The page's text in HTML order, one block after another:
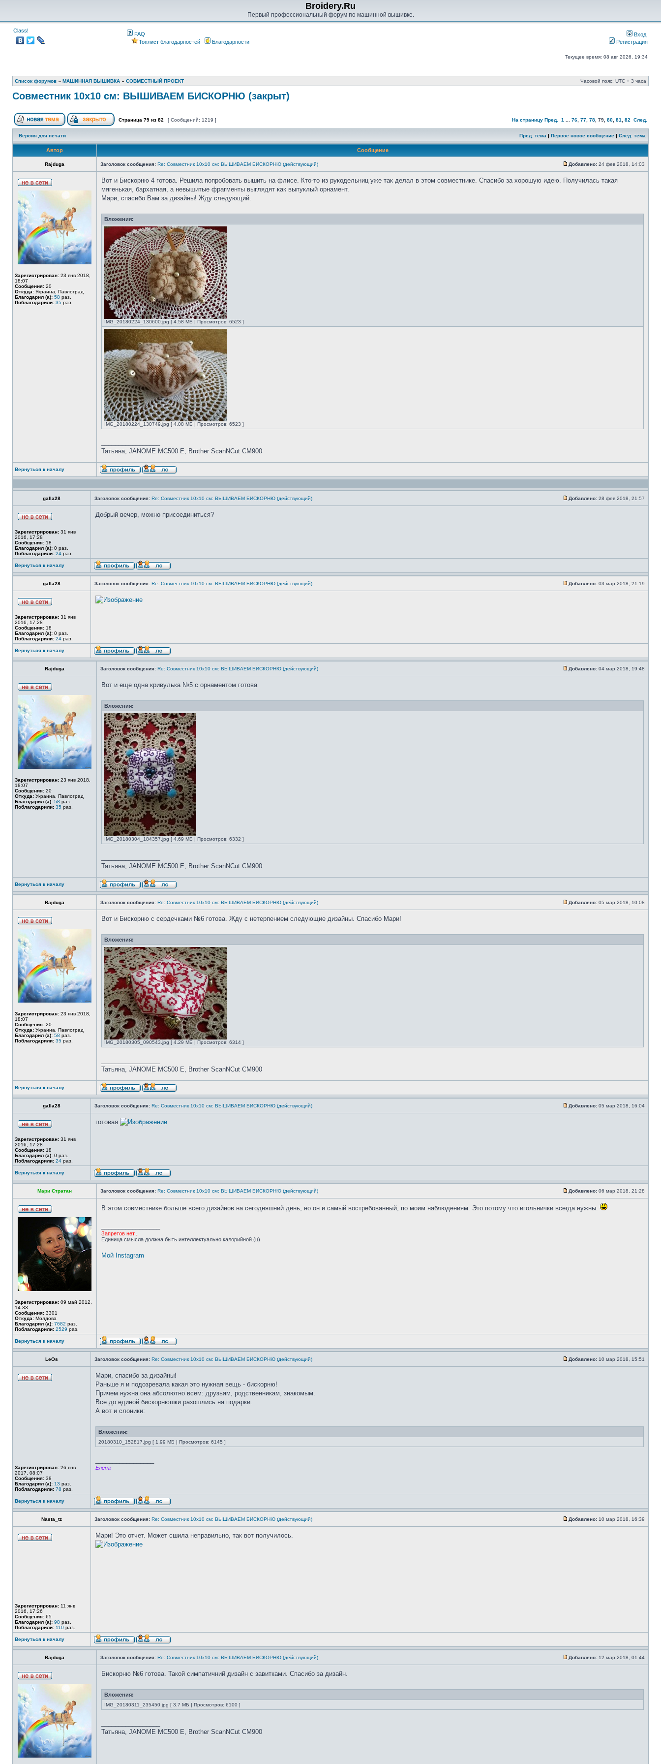
Broidery.Ru
Первый профессиональный форум по машинной вышивке.
Class!
FAQ
Топлист благодарностей
Благодарности
Вход
Регистрация
Текущее время: 08 авг 2026, 19:34
Список форумов » МАШИННАЯ ВЫШИВКА » СОВМЕСТНЫЙ ПРОЕКТ Часовой пояс: UTC + 3 часа
Совместник 10х10 см: ВЫШИВАЕМ БИСКОРНЮ (закрыт)
Страница 79 из 82 [ Сообщений: 1219 ] На страницу Пред. 1 76 77 78 79 80 81 82 След.
Версия для печати Пред. тема | Первое новое сообщение | След. тема
Автор Сообщение
Rajduga Заголовок сообщения: Re: Совместник 10х10 см: ВЫШИВАЕМ БИСКОРНЮ (действующий) Добавлено: 24 фев 2018, 14:03
Зарегистрирован: 23 янв 2018,
18:07
Сообщения: 20
Откуда: Украина, Павлоград
Благодарил (а): 58 раз.
Поблагодарили: 35 раз.
Вот и Бискорню 4 готова. Решила попробовать вышить на флисе. Кто-то из рукодельниц уже так делал в этом совместнике. Спасибо за хорошую идею. Получилась такая
мягенькая, бархатная, а невышитые фрагменты выглядят как выпуклый орнамент.
Мари, спасибо Вам за дизайны! Жду следующий.
Вложения:
IMG_20180224_130600.jpg [ 4.58 МБ | Просмотров: 6523 ]
IMG_20180224_130749.jpg [ 4.08 МБ | Просмотров: 6523 ]
Татьяна, JANOME MC500 E, Brother ScanNCut CM900
Вернуться к началу
galla28 Заголовок сообщения: Re: Совместник 10х10 см: ВЫШИВАЕМ БИСКОРНЮ (действующий) Добавлено: 28 фев 2018, 21:57
Зарегистрирован: 31 янв
2016, 17:28
Сообщения: 18
Благодарил (а): 0 раз.
Поблагодарили: 24 раз.
Добрый вечер, можно присоединиться?
Вернуться к началу
galla28 Заголовок сообщения: Re: Совместник 10х10 см: ВЫШИВАЕМ БИСКОРНЮ (действующий) Добавлено: 03 мар 2018, 21:19
Зарегистрирован: 31 янв
2016, 17:28
Сообщения: 18
Благодарил (а): 0 раз.
Поблагодарили: 24 раз.
Вернуться к началу
Rajduga Заголовок сообщения: Re: Совместник 10х10 см: ВЫШИВАЕМ БИСКОРНЮ (действующий) Добавлено: 04 мар 2018, 19:48
Зарегистрирован: 23 янв 2018,
18:07
Сообщения: 20
Откуда: Украина, Павлоград
Благодарил (а): 58 раз.
Поблагодарили: 35 раз.
Вот и еще одна кривулька №5 с орнаментом готова
Вложения:
IMG_20180304_184357.jpg [ 4.69 МБ | Просмотров: 6332 ]
Татьяна, JANOME MC500 E, Brother ScanNCut CM900
Вернуться к началу
Rajduga Заголовок сообщения: Re: Совместник 10х10 см: ВЫШИВАЕМ БИСКОРНЮ (действующий) Добавлено: 05 мар 2018, 10:08
Зарегистрирован: 23 янв 2018,
18:07
Сообщения: 20
Откуда: Украина, Павлоград
Благодарил (а): 58 раз.
Поблагодарили: 35 раз.
Вот и Бискорню с сердечками №6 готова. Жду с нетерпением следующие дизайны. Спасибо Мари!
Вложения:
IMG_20180305_090543.jpg [ 4.29 МБ | Просмотров: 6314 ]
Татьяна, JANOME MC500 E, Brother ScanNCut CM900
Вернуться к началу
galla28 Заголовок сообщения: Re: Совместник 10х10 см: ВЫШИВАЕМ БИСКОРНЮ (действующий) Добавлено: 05 мар 2018, 16:04
Зарегистрирован: 31 янв
2016, 17:28
Сообщения: 18
Благодарил (а): 0 раз.
Поблагодарили: 24 раз.
готовая
Вернуться к началу
Мари Стратан Заголовок сообщения: Re: Совместник 10х10 см: ВЫШИВАЕМ БИСКОРНЮ (действующий) Добавлено: 06 мар 2018, 21:28
Зарегистрирован: 09 май 2012,
14:33
Сообщения: 3301
Откуда: Молдова
Благодарил (а): 7682 раз.
Поблагодарили: 2529 раз.
В этом совместнике больше всего дизайнов на сегодняшний день, но он и самый востребованный, по моим наблюдениям. Это потому что игольнички всегда нужны.
Запретов нет...
Единица смысла должна быть интеллектуально калорийной.(ц)
Мой Instagram
Вернуться к началу
LeOs Заголовок сообщения: Re: Совместник 10х10 см: ВЫШИВАЕМ БИСКОРНЮ (действующий) Добавлено: 10 мар 2018, 15:51
Зарегистрирован: 26 янв
2017, 08:07
Сообщения: 38
Благодарил (а): 13 раз.
Поблагодарили: 78 раз.
Мари, спасибо за дизайны!
Раньше я и подозревала какая это нужная вещь - бискорню!
Причем нужна она абсолютно всем: друзьям, родственникам, знакомым.
Все до единой бискорнюшки разошлись на подарки.
А вот и слоники:
Вложения:
20180310_152817.jpg [ 1.99 МБ | Просмотров: 6145 ]
Елена
Вернуться к началу
Nasta_tz Заголовок сообщения: Re: Совместник 10х10 см: ВЫШИВАЕМ БИСКОРНЮ (действующий) Добавлено: 10 мар 2018, 16:39
Зарегистрирован: 11 янв
2016, 17:26
Сообщения: 65
Благодарил (а): 98 раз.
Поблагодарили: 110 раз.
Мари! Это отчет. Может сшила неправильно, так вот получилось.
Вернуться к началу
Rajduga Заголовок сообщения: Re: Совместник 10х10 см: ВЫШИВАЕМ БИСКОРНЮ (действующий) Добавлено: 12 мар 2018, 01:44
Бискорню №6 готова. Такой симпатичний дизайн с завитками. Спасибо за дизайн.
Вложения:
IMG_20180311_235450.jpg [ 3.7 МБ | Просмотров: 6100 ]
Татьяна, JANOME MC500 E, Brother ScanNCut CM900